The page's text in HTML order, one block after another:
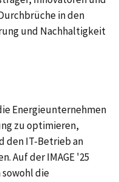
in den
und Nachhaltigkeit
Energieunternehmen
zu optimieren,
den IT-Betrieb an
Auf der IMAGE '25
die